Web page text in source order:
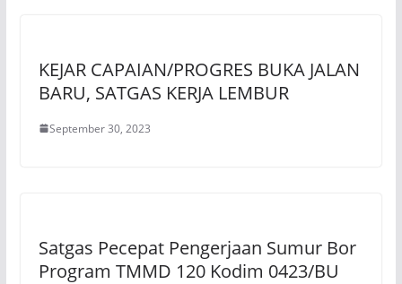
KEJAR CAPAIAN/PROGRES BUKA JALAN
BARU, SATGAS KERJA LEMBUR
September 30, 2023
Satgas Pecepat Pengerjaan Sumur Bor
Program TMMD 120 Kodim 0423/BU